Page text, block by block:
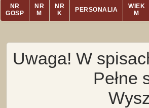
NR
GOSP
NR
M
NR
K
PERSONALIA
WIEK
M
Uwaga! W
Pełne